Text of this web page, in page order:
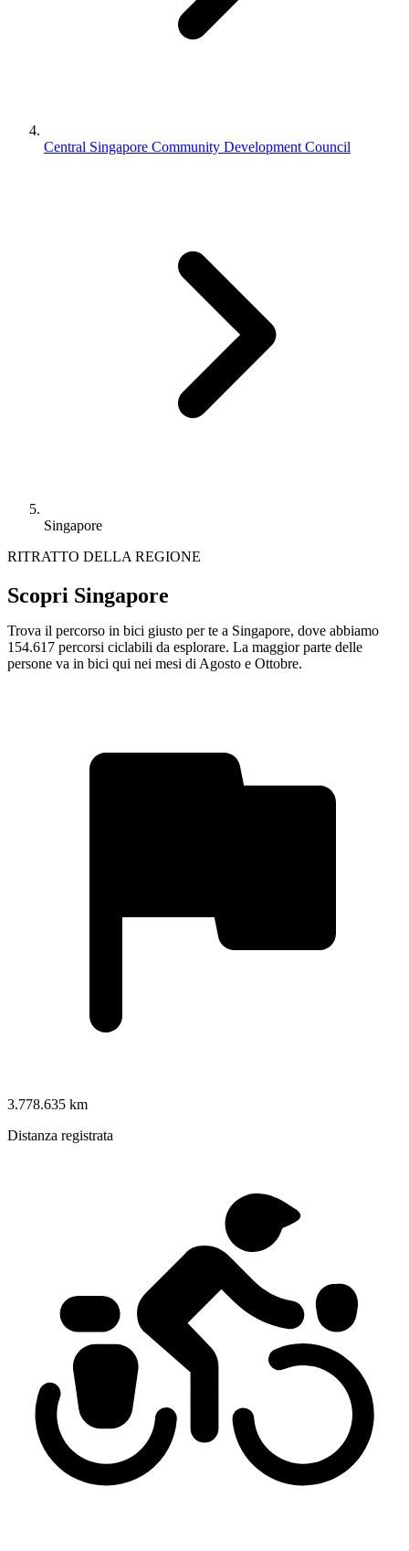
Central Singapore Community Development Council
Singapore
RITRATTO DELLA REGIONE
Scopri Singapore
Trova il percorso in bici giusto per te a Singapore, dove abbiamo
154.617 percorsi ciclabili da esplorare. La maggior parte delle
persone va in bici qui nei mesi di Agosto e Ottobre.
3.778.635 km
Distanza registrata